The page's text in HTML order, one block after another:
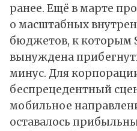
ранее. Ещё в марте
о масштабных
бюджетов, к которым
вынуждена
минус. Для
беспрецедентный
мобильное
оставалось